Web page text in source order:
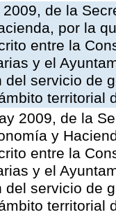
de la
por la
entre la
y el
del servicio de
territorial
2009, de la
y
entre la
y el
del servicio de
territorial